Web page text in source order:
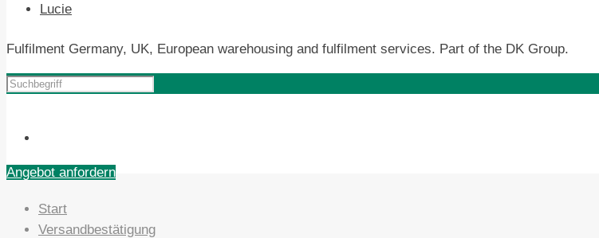
Lucie
Fulfilment Germany, UK, European warehousing and fulfilment services. Part of the DK Group.
Angebot anfordern
Start
Versandbestätigung